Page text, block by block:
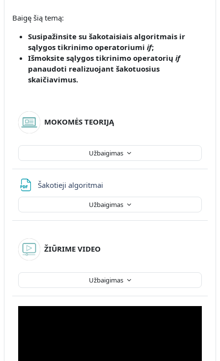
Baigę šią temą:
Susipažinsite su šakotaisiais algoritmais ir
sąlygos tikrinimo operatoriumi if;
Išmoksite sąlygos tikrinimo operatorių if
panaudoti realizuojant šakotuosius
skaičiavimus.
Užbaigimas
MOKOMĖS TEORIJĄ
Šakotieji algoritmai
Užbaigimas
Užbaigimas
ŽIŪRIME VIDEO